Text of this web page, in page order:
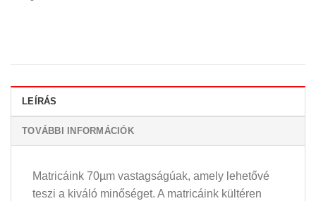
LEÍRÁS
TOVÁBBI INFORMÁCIÓK
Matricáink 70µm vastagságúak, amely lehetővé
teszi a kiváló minőséget. A matricáink kültéren